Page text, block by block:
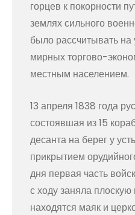
горцев к покорности
землях сильного
было рассчитывать
мирных торгово-
местным населением.
13 апреля 1838 года
состоявшая из 15
десанта на берег у
прикрытием
дня первая часть
с ходу заняла плоскую
находятся маяк и